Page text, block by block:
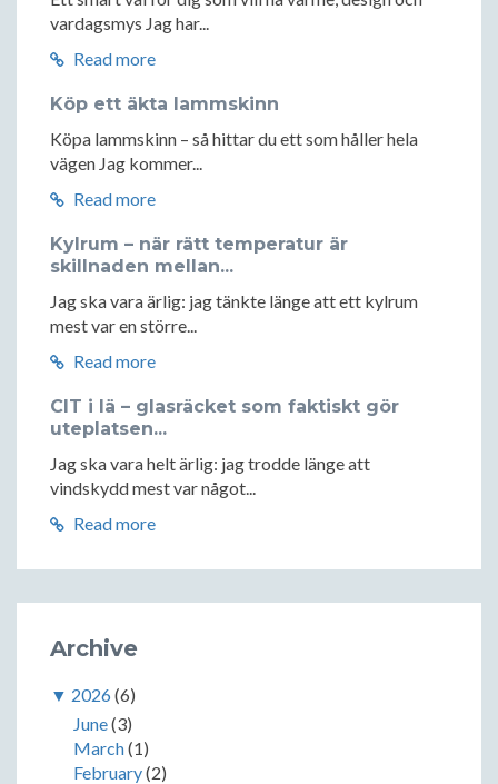
vardagsmys Jag har...
Read more
Köp ett äkta lammskinn
Köpa lammskinn – så hittar du ett som håller hela
vägen Jag kommer...
Read more
Kylrum – när rätt temperatur är
skillnaden mellan...
Jag ska vara ärlig: jag tänkte länge att ett kylrum
mest var en större...
Read more
CIT i lä – glasräcket som faktiskt gör
uteplatsen...
Jag ska vara helt ärlig: jag trodde länge att
vindskydd mest var något...
Read more
Archive
▼ 2026(6)
June(3)
March(1)
February(2)